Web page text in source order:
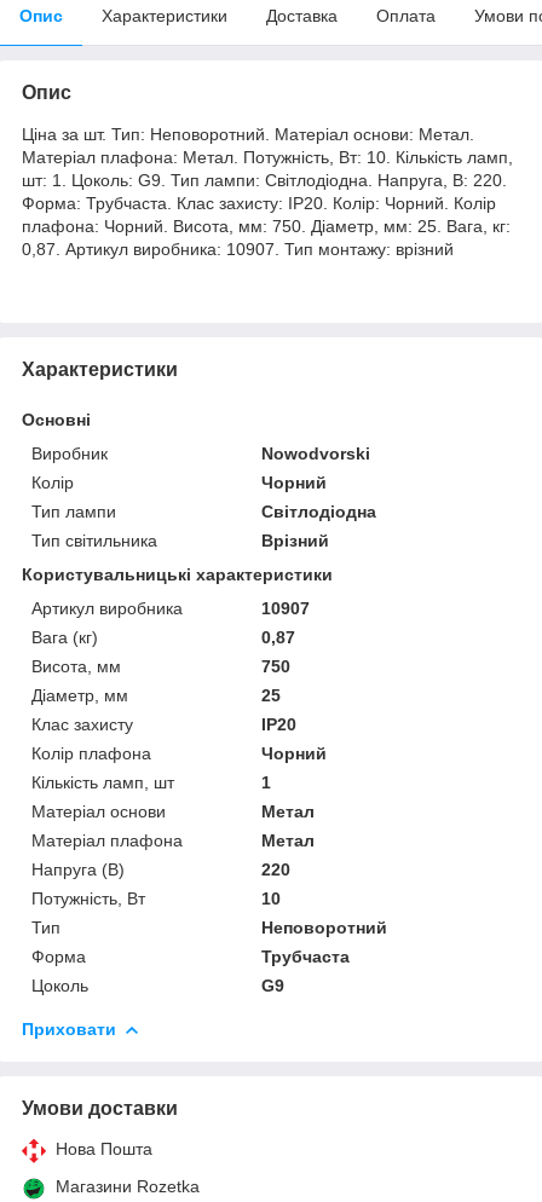
Опис Характеристики Доставка Оплата Умови
Опис
Ціна за шт. Тип: Неповоротний. Матеріал основи: Метал.
Матеріал плафона: Метал. Потужність, Вт: 10. Кількість ламп,
шт: 1. Цоколь: G9. Тип лампи: Світлодіодна. Напруга, В: 220.
Форма: Трубчаста. Клас захисту: IP20. Колір: Чорний. Колір
плафона: Чорний. Висота, мм: 750. Діаметр, мм: 25. Вага, кг:
0,87. Артикул виробника: 10907. Тип монтажу: врізний
Характеристики
Основні
Виробник
Nowodvorski
Колір
Чорний
Тип лампи
Світлодіодна
Тип світильника
Врізний
Користувальницькі характеристики
Артикул виробника
10907
Вага (кг)
0,87
Висота, мм
750
Діаметр, мм
25
Клас захисту
IP20
Колір плафона
Чорний
Кількість ламп, шт
1
Матеріал основи
Метал
Матеріал плафона
Метал
Напруга (В)
220
Потужність, Вт
10
Тип
Неповоротний
Форма
Трубчаста
Цоколь
G9
Приховати
Умови доставки
Нова Пошта
Магазини Rozetka